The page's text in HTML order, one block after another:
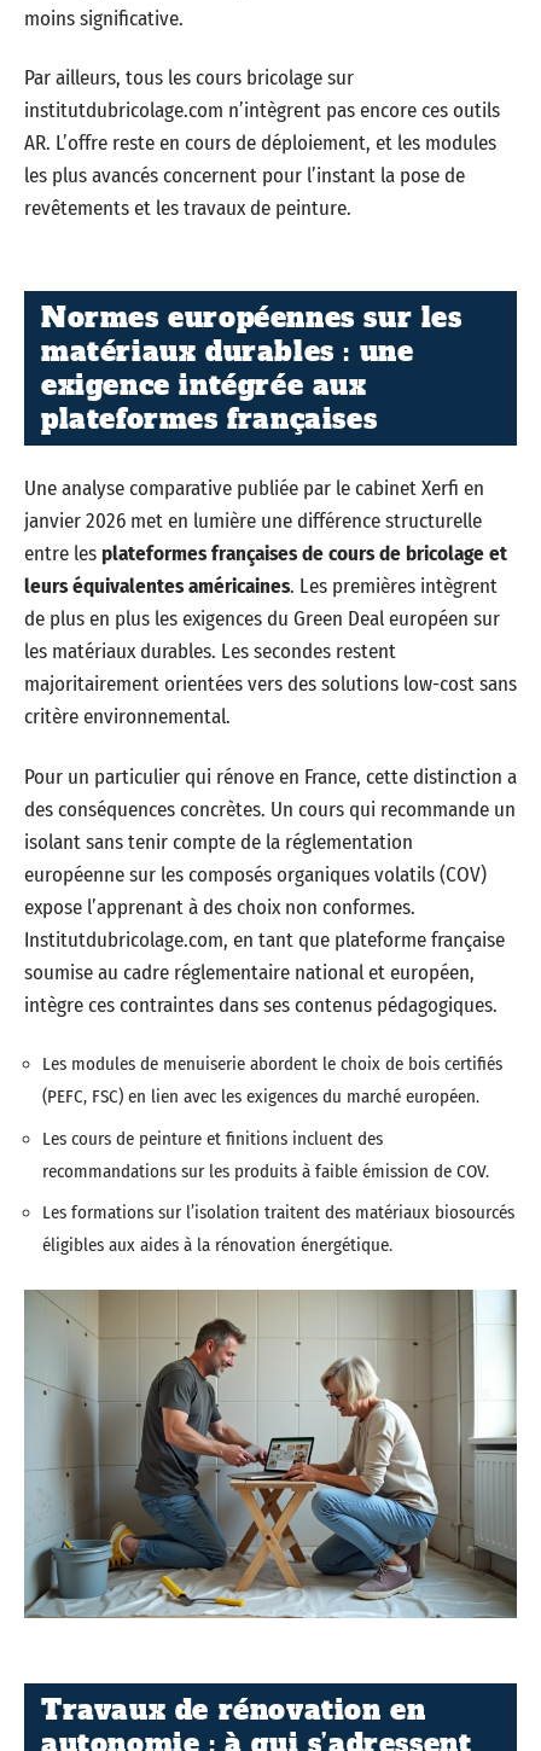
moins significative.
Par ailleurs, tous les cours bricolage sur
institutdubricolage.com n’intègrent pas encore ces outils
AR. L’offre reste en cours de déploiement, et les modules
les plus avancés concernent pour l’instant la pose de
revêtements et les travaux de peinture.
Normes européennes sur les
matériaux durables : une
exigence intégrée aux
plateformes françaises
Une analyse comparative publiée par le cabinet Xerfi en
janvier 2026 met en lumière une différence structurelle
entre lesplateformes françaises de cours de bricolage et
leurs équivalentes américaines. Les premières intègrent
de plus en plus les exigences du Green Deal européen sur
les matériaux durables. Les secondes restent
majoritairement orientées vers des solutions low-cost sans
critère environnemental.
Pour un particulier qui rénove en France, cette distinction a
des conséquences concrètes. Un cours qui recommande un
isolant sans tenir compte de la réglementation
européenne sur les composés organiques volatils (COV)
expose l’apprenant à des choix non conformes.
Institutdubricolage.com, en tant que plateforme française
soumise au cadre réglementaire national et européen,
intègre ces contraintes dans ses contenus pédagogiques.
Les modules de menuiserie abordent le choix de bois certifiés
(PEFC, FSC) en lien avec les exigences du marché européen.
Les cours de peinture et finitions incluent des
recommandations sur les produits à faible émission de COV.
Les formations sur l’isolation traitent des matériaux biosourcés
éligibles aux aides à la rénovation énergétique.
Travaux de rénovation en
autonomie : à qui s’adressent